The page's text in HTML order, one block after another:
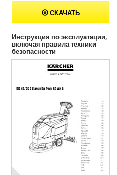
СКАЧАТЬ
Инструкция по эксплуатации,
включая правила техники
безопасности